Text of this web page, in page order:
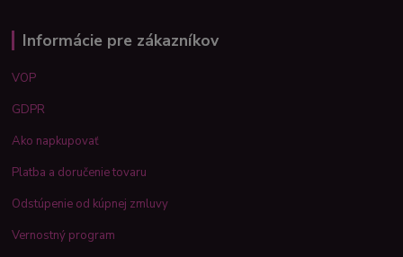
Informácie pre zákazníkov
VOP
GDPR
Ako napkupovať
Platba a doručenie tovaru
Odstúpenie od kúpnej zmluvy
Vernostný program